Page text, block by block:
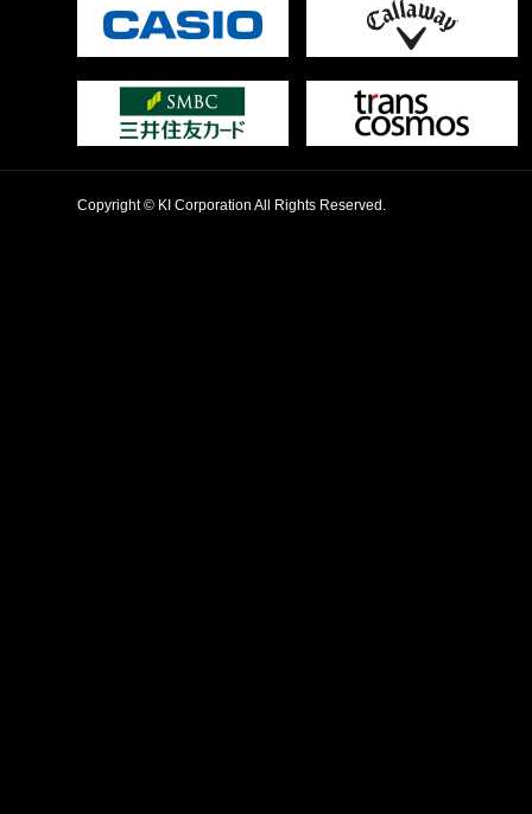
Copyright © KI Corporation All Rights Reserved.